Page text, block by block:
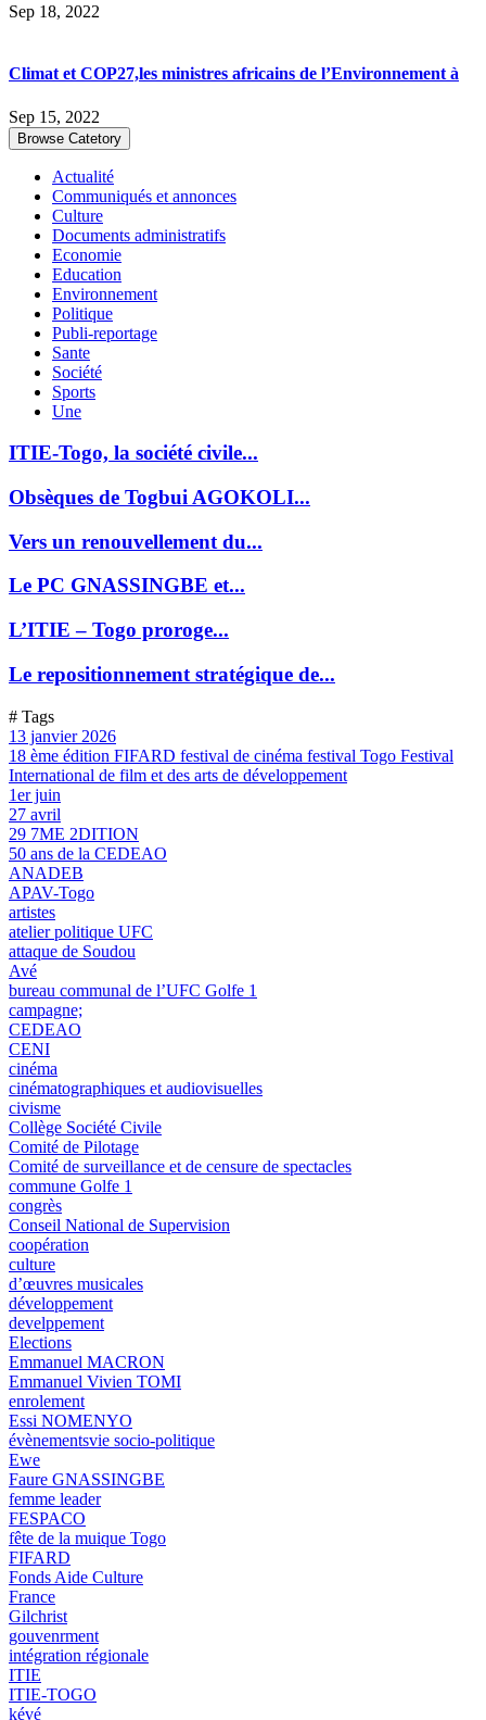
Sep 18, 2022
Climat et COP27,les ministres africains de l’Environnement à
Sep 15, 2022
Browse Catetory
Actualité
Communiqués et annonces
Culture
Documents administratifs
Economie
Education
Environnement
Politique
Publi-reportage
Sante
Société
Sports
Une
ITIE-Togo, la société civile...
Obsèques de Togbui AGOKOLI...
Vers un renouvellement du...
Le PC GNASSINGBE et...
L’ITIE – Togo proroge...
Le repositionnement stratégique de...
# Tags
13 janvier 2026
18 ème édition FIFARD festival de cinéma festival Togo Festival
International de film et des arts de développement
1er juin
27 avril
29 7ME 2DITION
50 ans de la CEDEAO
ANADEB
APAV-Togo
artistes
atelier politique UFC
attaque de Soudou
Avé
bureau communal de l’UFC Golfe 1
campagne;
CEDEAO
CENI
cinéma
cinématographiques et audiovisuelles
civisme
Collège Société Civile
Comité de Pilotage
Comité de surveillance et de censure de spectacles
commune Golfe 1
congrès
Conseil National de Supervision
coopération
culture
d’œuvres musicales
développement
develppement
Elections
Emmanuel MACRON
Emmanuel Vivien TOMI
enrolement
Essi NOMENYO
évènementsvie socio-politique
Ewe
Faure GNASSINGBE
femme leader
FESPACO
fête de la muique Togo
FIFARD
Fonds Aide Culture
France
Gilchrist
gouvenrment
intégration régionale
ITIE
ITIE-TOGO
kévé